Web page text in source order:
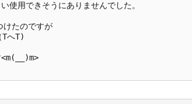
使用できそうにありませんでした。
けたのですが
TへT)